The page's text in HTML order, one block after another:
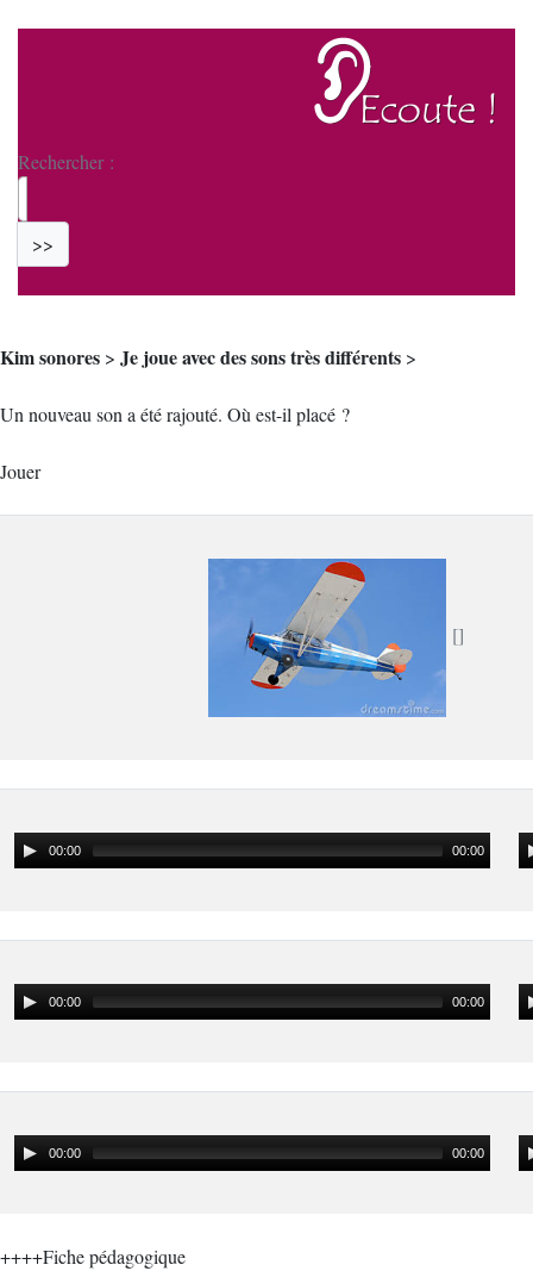
Rechercher :
>>
Kim sonores > Je joue avec des sons très différents >
Un nouveau son a été rajouté. Où est-il placé ?
Jouer
00:00 00:00
00:00 00:00
00:00 00:00
++++Fiche pédagogique